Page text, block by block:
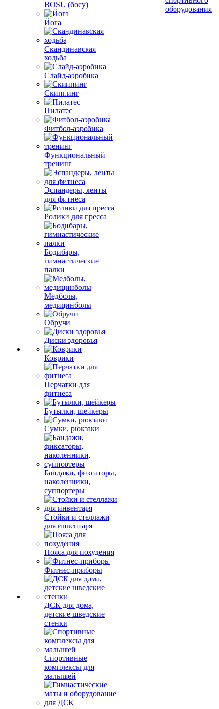
BOSU (босу)
Йога
Скандинавская
ходьба
Слайд-аэробика
Скиппинг
Пилатес
Фитбол-аэробика
Функциональный
тренинг
Эспандеры, ленты
для фитнеса
Ролики для пресса
Бодибары,
гимнастические
палки
Медболы,
медицинболы
Обручи
Диски здоровья
Коврики
Перчатки для
фитнеса
Бутылки, шейкеры
Сумки, рюкзаки
Бандажи, фиксаторы,
наколенники,
суппортеры
Стойки и стеллажи
для инвентаря
Пояса для похудения
Фитнес-приборы
ДСК для дома,
детские шведские
стенки
Спортивные
комплексы для
малышей
оборудования